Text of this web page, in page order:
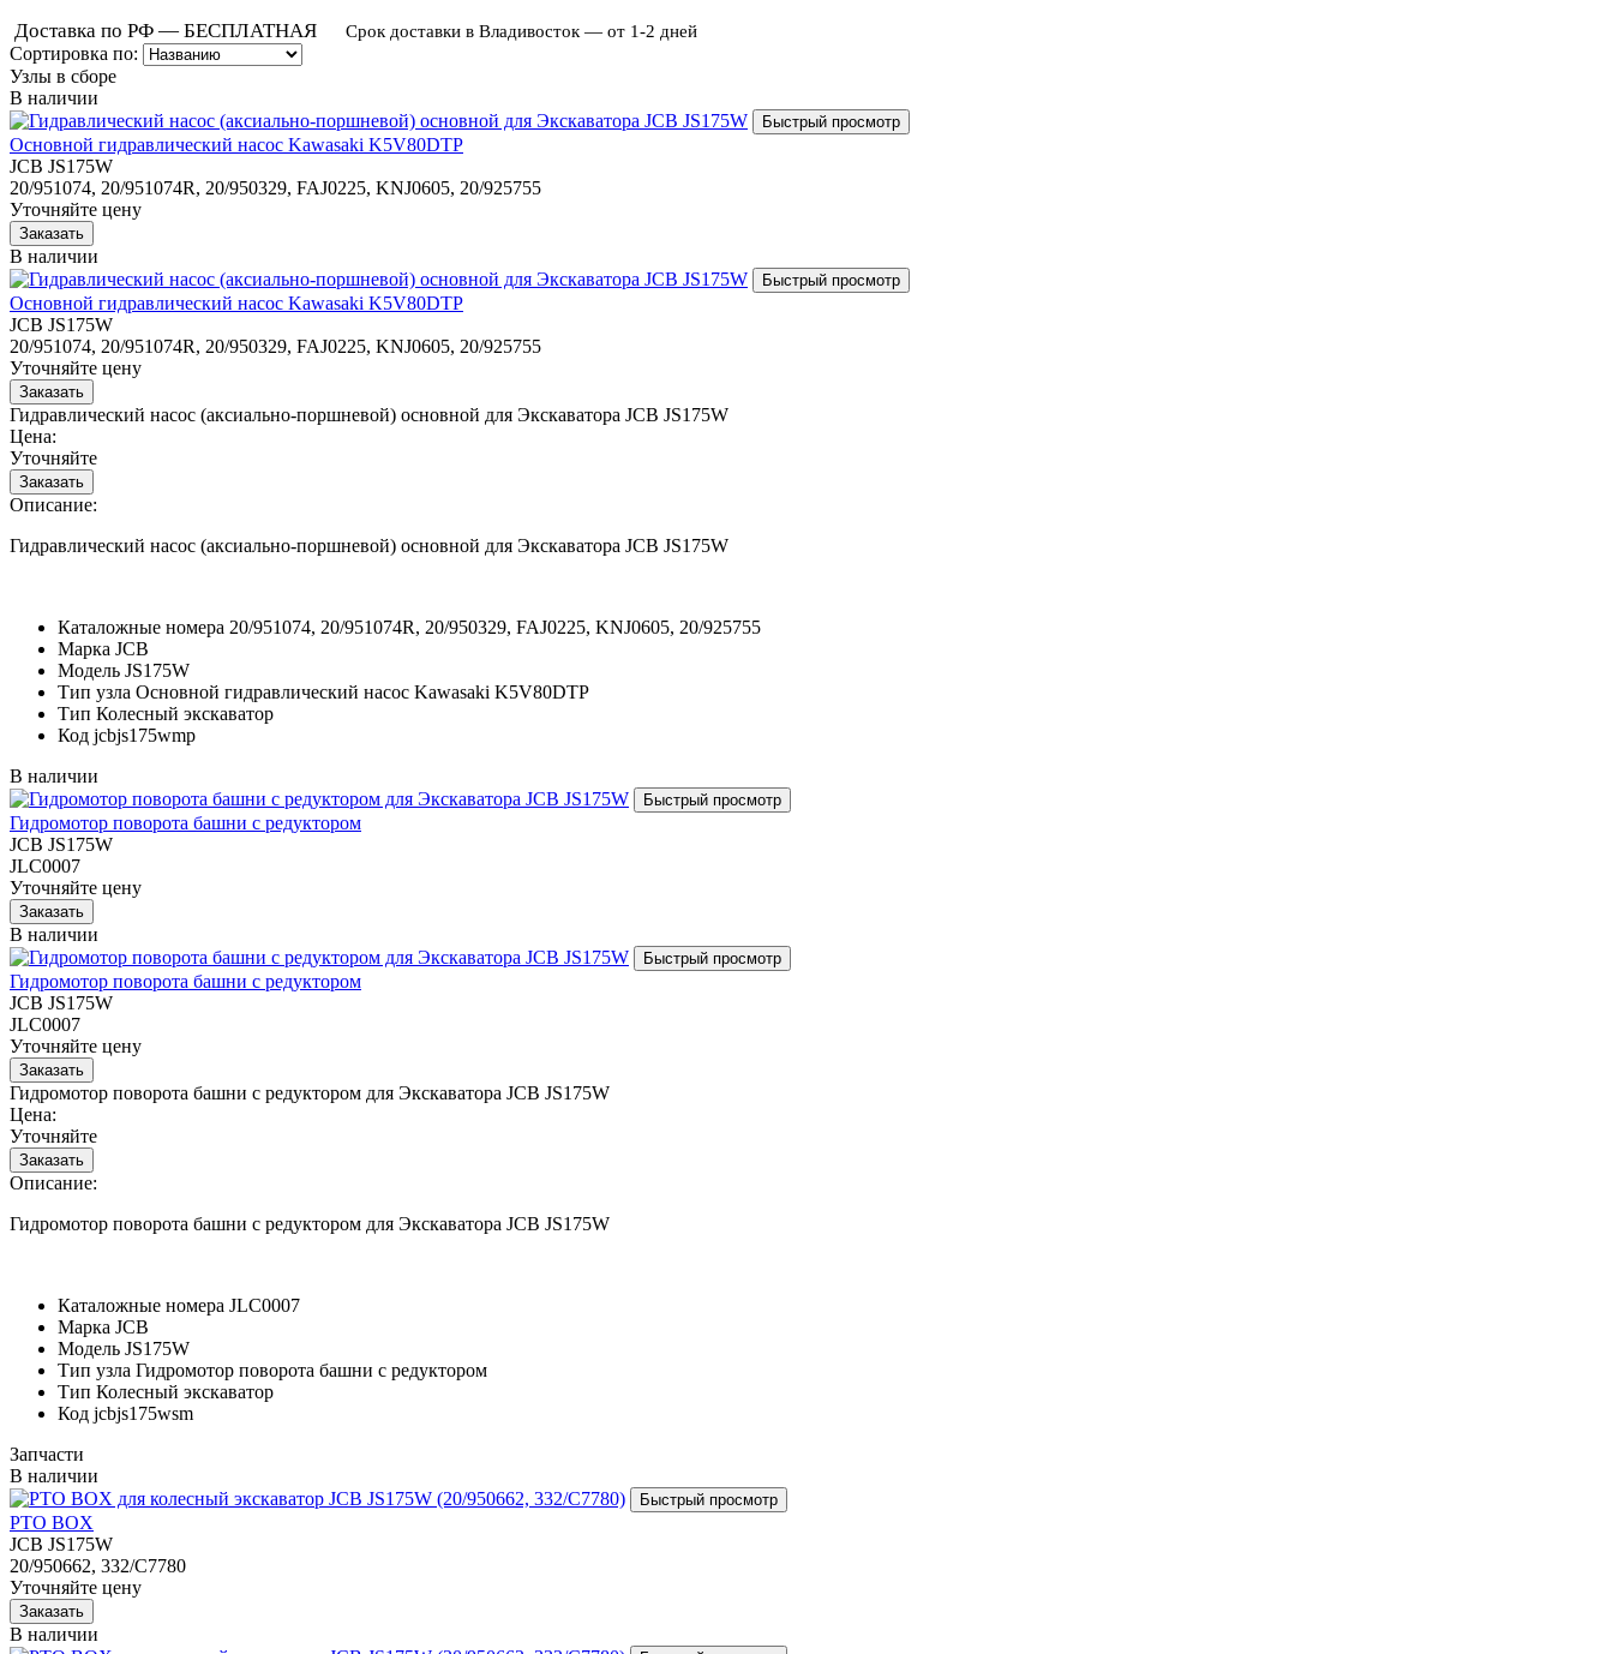
Доставка по РФ — БЕСПЛАТНАЯ Срок доставки в Владивосток — от 1-2 дней
Сортировка по:
Узлы в сборе
В наличии
Основной гидравлический насос Kawasaki K5V80DTP
JCB JS175W
20/951074, 20/951074R, 20/950329, FAJ0225, KNJ0605, 20/925755
Уточняйте цену
В наличии
Основной гидравлический насос Kawasaki K5V80DTP
JCB JS175W
20/951074, 20/951074R, 20/950329, FAJ0225, KNJ0605, 20/925755
Уточняйте цену
Гидравлический насос (аксиально-поршневой) основной для Экскаватора JCB JS175W
Цена:
Уточняйте
Описание:
Гидравлический насос (аксиально-поршневой) основной для Экскаватора JCB JS175W
Каталожные номера 20/951074, 20/951074R, 20/950329, FAJ0225, KNJ0605, 20/925755
Марка JCB
Модель JS175W
Тип узла Основной гидравлический насос Kawasaki K5V80DTP
Тип Колесный экскаватор
Код jcbjs175wmp
В наличии
Гидромотор поворота башни с редуктором
JCB JS175W
JLC0007
Уточняйте цену
В наличии
Гидромотор поворота башни с редуктором
JCB JS175W
JLC0007
Уточняйте цену
Гидромотор поворота башни с редуктором для Экскаватора JCB JS175W
Цена:
Уточняйте
Описание:
Гидромотор поворота башни с редуктором для Экскаватора JCB JS175W
Каталожные номера JLC0007
Марка JCB
Модель JS175W
Тип узла Гидромотор поворота башни с редуктором
Тип Колесный экскаватор
Код jcbjs175wsm
Запчасти
В наличии
PTO BOX
JCB JS175W
20/950662, 332/С7780
Уточняйте цену
В наличии